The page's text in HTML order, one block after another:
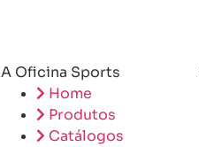
A Oficina Sports
Home
Produtos
Catálogos